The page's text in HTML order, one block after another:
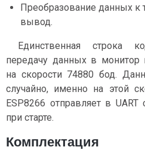
Преобразование данных к
вывод.
Единственная строка
передачу данных в монитор
на скорости 74880 бод.
случайно, именно на этой
ESP8266 отправляет в
при старте.
Комплектация